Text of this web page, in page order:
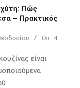
Πώς
– Πρακτικός
On: 4
είναι